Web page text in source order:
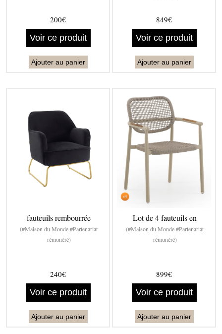
200€
Voir ce produit
Ajouter au panier
849€
Voir ce produit
Ajouter au panier
fauteuils rembourrée
(#Maison du Monde #Partenariat
rémunéré)
240€
Voir ce produit
Ajouter au panier
Lot de 4 fauteuils en
(#Maison du Monde #Partenariat
rémunéré)
899€
Voir ce produit
Ajouter au panier